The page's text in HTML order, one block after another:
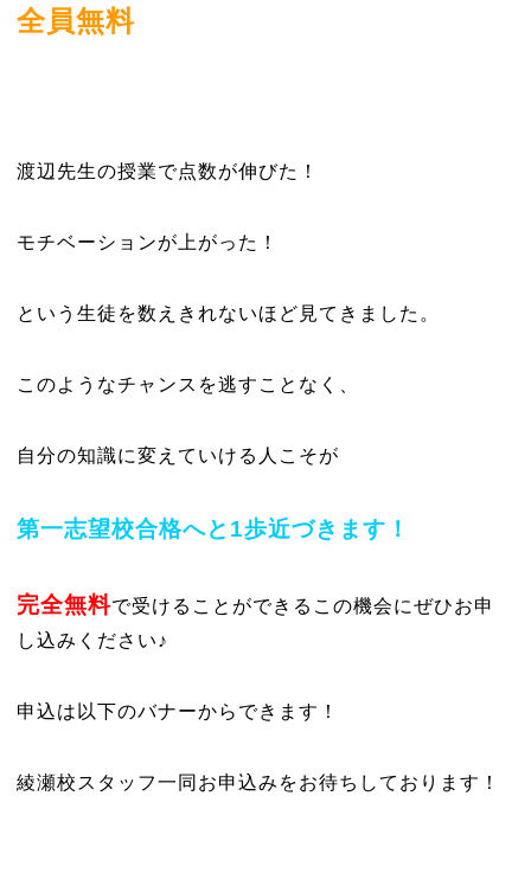
全員無料
渡辺先生の授業で点数が伸びた！
モチベーションが上がった！
という生徒を数えきれないほど見てきました。
このようなチャンスを逃すことなく、
自分の知識に変えていける人こそが
第一志望校合格へと1歩近づきます！
完全無料で受けることができるこの機会にぜひお申
し込みください♪
申込は以下のバナーからできます！
綾瀬校スタッフ一同お申込みをお待ちしております！